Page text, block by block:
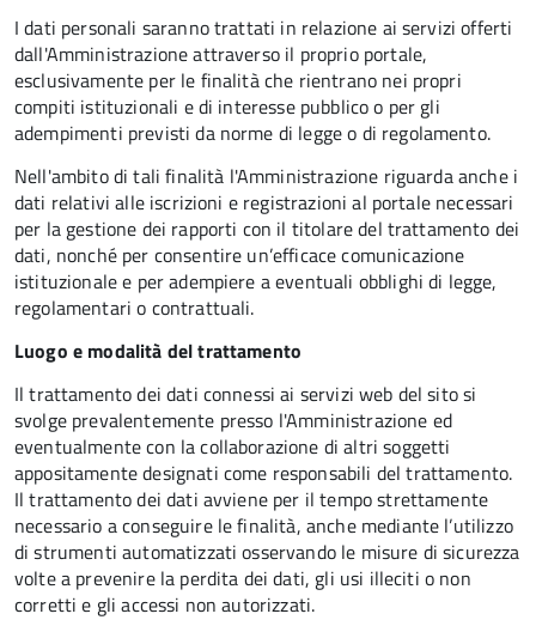
I dati personali saranno trattati in relazione ai servizi offerti
dall'Amministrazione attraverso il proprio portale,
esclusivamente per le finalità che rientrano nei propri
compiti istituzionali e di interesse pubblico o per gli
adempimenti previsti da norme di legge o di regolamento.
Nell'ambito di tali finalità l'Amministrazione riguarda anche i
dati relativi alle iscrizioni e registrazioni al portale necessari
per la gestione dei rapporti con il titolare del trattamento dei
dati, nonché per consentire un’efficace comunicazione
istituzionale e per adempiere a eventuali obblighi di legge,
regolamentari o contrattuali.
Luogo e modalità del trattamento
Il trattamento dei dati connessi ai servizi web del sito si
svolge prevalentemente presso l'Amministrazione ed
eventualmente con la collaborazione di altri soggetti
appositamente designati come responsabili del trattamento.
Il trattamento dei dati avviene per il tempo strettamente
necessario a conseguire le finalità, anche mediante l’utilizzo
di strumenti automatizzati osservando le misure di sicurezza
volte a prevenire la perdita dei dati, gli usi illeciti o non
corretti e gli accessi non autorizzati.